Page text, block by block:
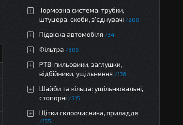
Тормозна система: трубки,
штуцера, скоби, з'єднувачі
200
Підвіска автомобіля 34
Фільтра 309
РТВ: пильовики, заглушки,
відбійники, ущільнення
136
Шайби та кільца: ущільнювальні,
стопорні
315
Щітки склоочисника, приладдя
155